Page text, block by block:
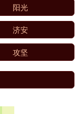
阳光
济安
攻坚